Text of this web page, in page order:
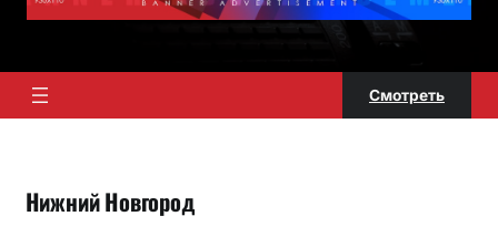
Смотреть
Нижний Новгород